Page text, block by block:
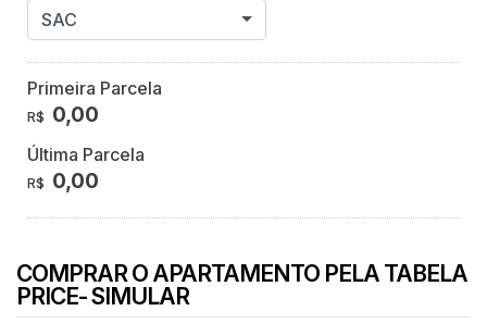
SAC
Primeira Parcela
R$ 0,00
Última Parcela
R$ 0,00
COMPRAR O APARTAMENTO PELA TABELA
PRICE- SIMULAR